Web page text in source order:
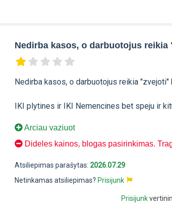
Nedirba kasos, o darbuotojus
Nedirba kasos, o darbuotojus reikia "zvejoti"
IKI plytines ir IKI Nemencines bet speju ir
Arciau vaziuot
Dideles kainos, blogas pasirinkimas.
Atsiliepimas parašytas:2026.07.29
Netinkamas atsiliepimas? Prisijunk
Prisijunk